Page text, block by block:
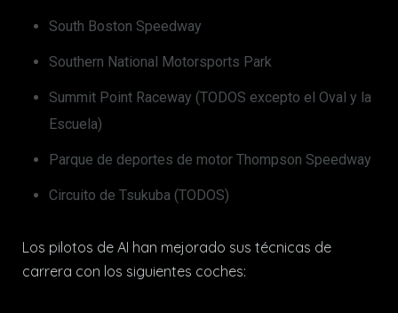
South Boston Speedway
Southern National Motorsports Park
Summit Point Raceway (TODOS excepto el Oval y la
Escuela)
Parque de deportes de motor Thompson Speedway
Circuito de Tsukuba (TODOS)
Los pilotos de AI han mejorado sus técnicas de
carrera con los siguientes coches: